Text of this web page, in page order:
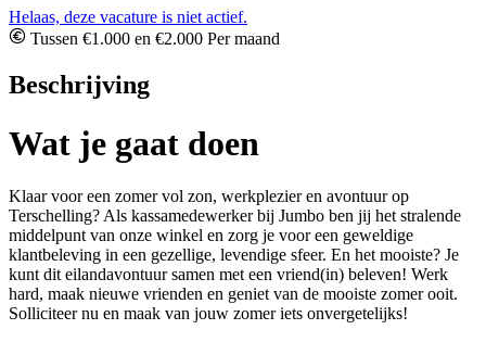
Helaas, deze vacature is niet actief.
Tussen €1.000 en €2.000 Per maand
Beschrijving
Wat je gaat doen
Klaar voor een zomer vol zon, werkplezier en avontuur op
Terschelling? Als kassamedewerker bij Jumbo ben jij het stralende
middelpunt van onze winkel en zorg je voor een geweldige
klantbeleving in een gezellige, levendige sfeer. En het mooiste? Je
kunt dit eilandavontuur samen met een vriend(in) beleven! Werk
hard, maak nieuwe vrienden en geniet van de mooiste zomer ooit.
Solliciteer nu en maak van jouw zomer iets onvergetelijks!